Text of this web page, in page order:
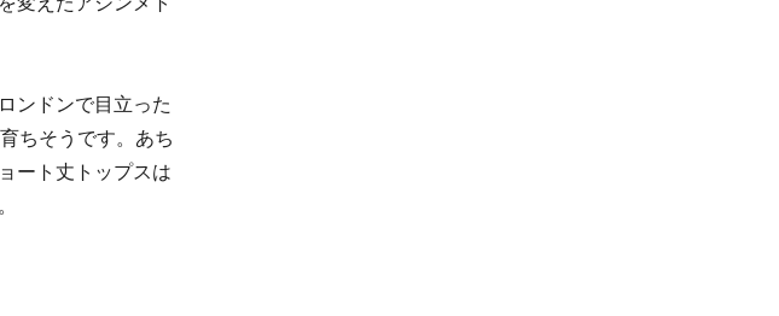
ンドンで目立った
ちそうです。あち
ート丈トップスは